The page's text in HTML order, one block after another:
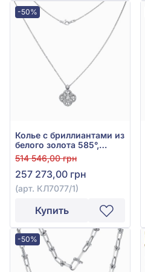
-50%
Колье с бриллиантами из
белого золота 585°,
бриллиант 2,17ct, арт.
КЛ7077/1
514 546,00 грн
257 273,00 грн
(арт. КЛ7077/1)
Купить
-50%